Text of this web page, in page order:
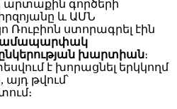
արտաքին գործերի
և ԱՄՆ
ստորագրել էին
խարտիան։
է խորացնել երկկողմ
թվում՝